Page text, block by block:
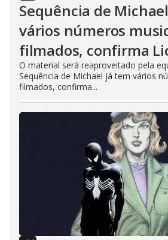
Sequência de
vários números
filmados, confirma
O material será reaproveitado pela
Sequência de Michael já tem vários
filmados, confirma...